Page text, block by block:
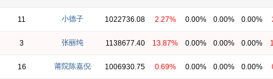
11 小德子 1022736.08 2.27% 0.00% 0.00% 0.00%
3 张丽纯 1138677.40 13.87% 0.00% 0.00% 0.00%
16 莆院陈嘉倪 1006930.75 0.69% 0.00% 0.00% 0.00%